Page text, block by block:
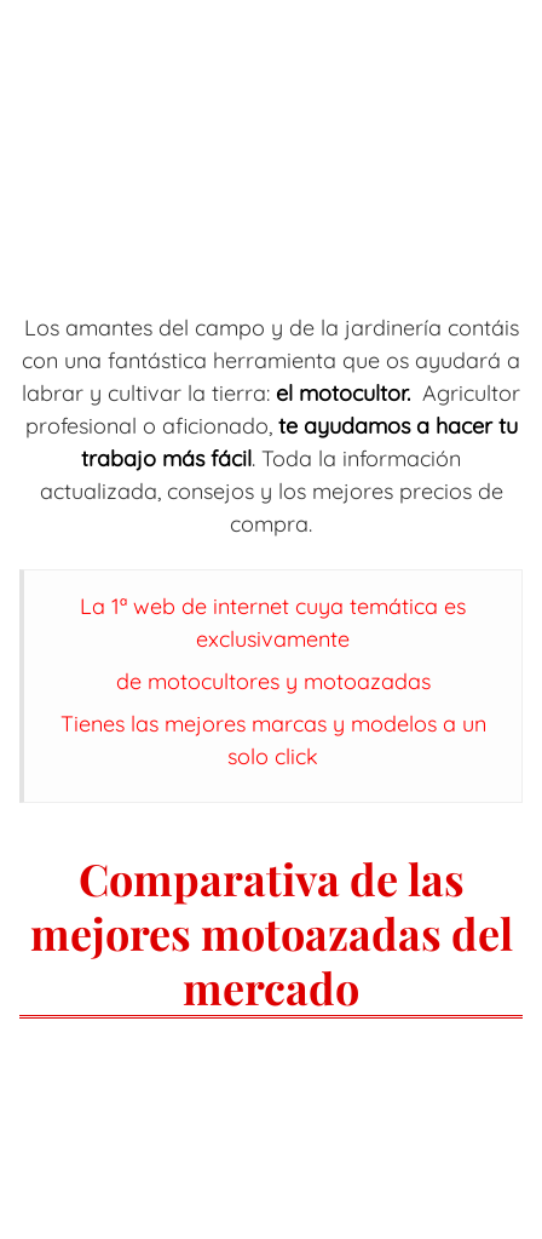
Los amantes del campo y de la jardinería contáis
con una fantástica herramienta que os ayudará a
labrar y cultivar la tierra: el motocultor. Agricultor
profesional o aficionado,te ayudamos a hacer tu
trabajo más fácil. Toda la información
actualizada, consejos y los mejores precios de
compra.
La 1ª web de internet cuya temática es
exclusivamente
de motocultores y motoazadas
Tienes las mejores marcas y modelos a un
solo click
Comparativa de las
mejores motoazadas del
mercado